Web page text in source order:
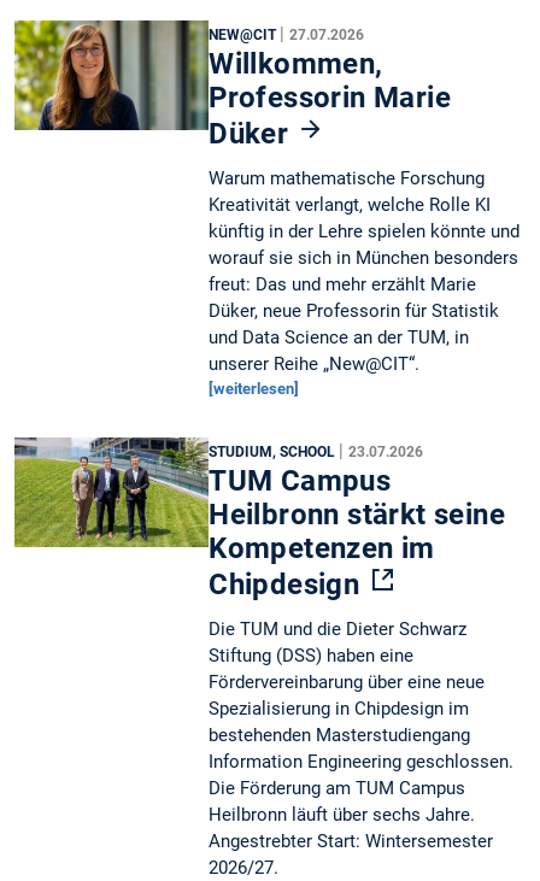
NEW@CIT |27.07.2026
Willkommen,
Professorin Marie
Düker
Warum mathematische Forschung
Kreativität verlangt, welche Rolle KI
künftig in der Lehre spielen könnte und
worauf sie sich in München besonders
freut: Das und mehr erzählt Marie
Düker, neue Professorin für Statistik
und Data Science an der TUM, in
unserer Reihe „New@CIT“.
[weiterlesen]
STUDIUM, SCHOOL |23.07.2026
TUM Campus
Heilbronn stärkt seine
Kompetenzen im
Chipdesign
Die TUM und die Dieter Schwarz
Stiftung (DSS) haben eine
Fördervereinbarung über eine neue
Spezialisierung in Chipdesign im
bestehenden Masterstudiengang
Information Engineering geschlossen.
Die Förderung am TUM Campus
Heilbronn läuft über sechs Jahre.
Angestrebter Start: Wintersemester
2026/27.